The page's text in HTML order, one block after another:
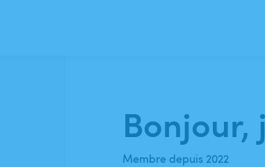
Bonjour,
Membre depuis 2022